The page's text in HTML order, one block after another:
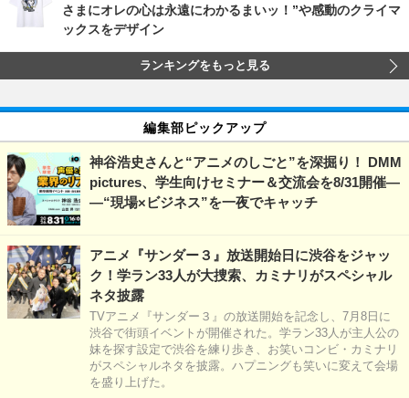
さまにオレの心は永遠にわかるまいッ！”や感動のクライマ
ックスをデザイン
ランキングをもっと見る
編集部ピックアップ
神谷浩史さんと“アニメのしごと”を深掘り！ DMM
pictures、学生向けセミナー＆交流会を8/31開催―
―“現場×ビジネス”を一夜でキャッチ
アニメ『サンダー３』放送開始日に渋谷をジャッ
ク！学ラン33人が大捜索、カミナリがスペシャル
ネタ披露
TVアニメ『サンダー３』の放送開始を記念し、7月8日に
渋谷で街頭イベントが開催された。学ラン33人が主人公の
妹を探す設定で渋谷を練り歩き、お笑いコンビ・カミナリ
がスペシャルネタを披露。ハプニングも笑いに変えて会場
を盛り上げた。